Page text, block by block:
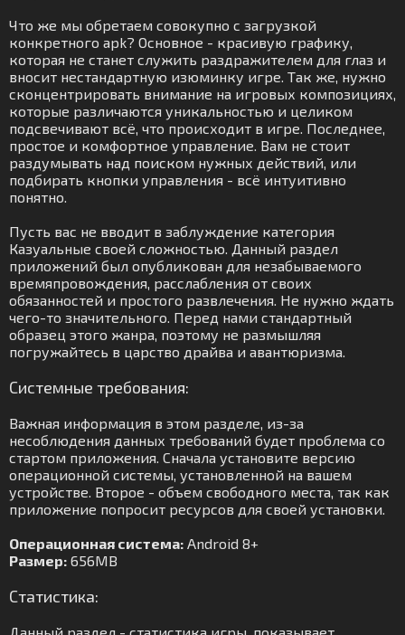
Что же мы обретаем совокупно с загрузкой
конкретного apk? Основное - красивую графику,
которая не станет служить раздражителем для глаз и
вносит нестандартную изюминку игре. Так же, нужно
сконцентрировать внимание на игровых композициях,
которые различаются уникальностью и целиком
подсвечивают всё, что происходит в игре. Последнее,
простое и комфортное управление. Вам не стоит
раздумывать над поиском нужных действий, или
подбирать кнопки управления - всё интуитивно
понятно.
Пусть вас не вводит в заблуждение категория
Казуальные своей сложностью. Данный раздел
приложений был опубликован для незабываемого
времяпровождения, расслабления от своих
обязанностей и простого развлечения. Не нужно ждать
чего-то значительного. Перед нами стандартный
образец этого жанра, поэтому не размышляя
погружайтесь в царство драйва и авантюризма.
Системные требования:
Важная информация в этом разделе, из-за
несоблюдения данных требований будет проблема со
стартом приложения. Сначала установите версию
операционной системы, установленной на вашем
устройстве. Второе - объем свободного места, так как
приложение попросит ресурсов для своей установки.
Операционная система: Android 8+
Размер: 656MB
Статистика: